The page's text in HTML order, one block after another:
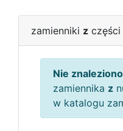
zamienniki z części
Nie
zamiennika z
w katalogu